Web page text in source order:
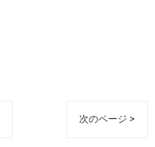
次のページ >